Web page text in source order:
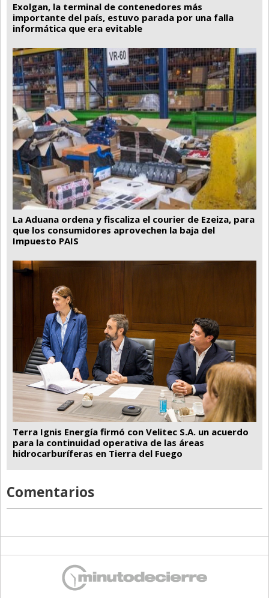
Exolgan, la terminal de contenedores más
importante del país, estuvo parada por una falla
informática que era evitable
La Aduana ordena y fiscaliza el courier de Ezeiza, para
que los consumidores aprovechen la baja del
Impuesto PAIS
Terra Ignis Energía firmó con Velitec S.A. un acuerdo
para la continuidad operativa de las áreas
hidrocarburíferas en Tierra del Fuego
Comentarios